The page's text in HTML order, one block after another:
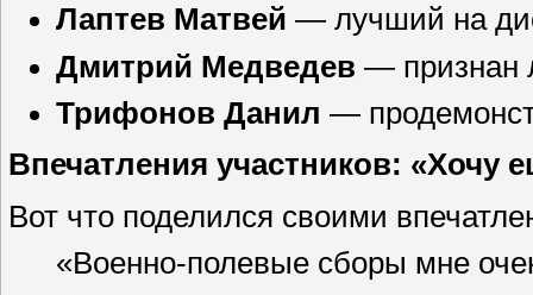
Лаптев Матвей — лучший на
Дмитрий Медведев — признан
Трифонов Данил —
Впечатления участников: «Хочу
Вот что поделился своими
«Военно‑полевые сборы мне